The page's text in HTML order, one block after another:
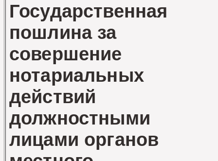
Государственная
пошлина за
совершение
нотариальных
действий
должностными
лицами органов